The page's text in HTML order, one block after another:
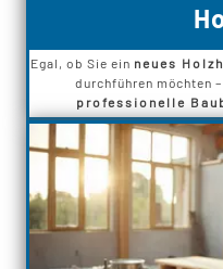
Egal, ob Sie ein neues
durchführen möchten
professionelle